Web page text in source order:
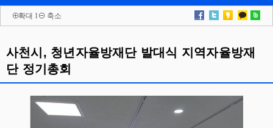
확대 l 축소
사천시, 청년자율방재단 발대식 지역자율방재
단 정기총회